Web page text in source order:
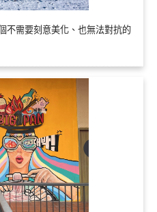
不需要刻意美化、也無法對抗的